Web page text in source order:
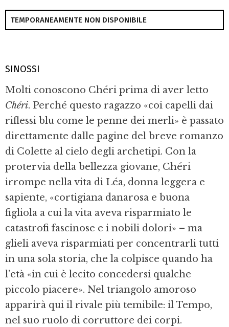
TEMPORANEAMENTE NON DISPONIBILE
SINOSSI
Molti conoscono Chéri prima di aver letto
Chéri. Perché questo ragazzo «coi capelli dai
riflessi blu come le penne dei merli» è passato
direttamente dalle pagine del breve romanzo
di Colette al cielo degli archetipi. Con la
protervia della bellezza giovane, Chéri
irrompe nella vita di Léa, donna leggera e
sapiente, «cortigiana danarosa e buona
figliola a cui la vita aveva risparmiato le
catastrofi fascinose e i nobili dolori» – ma
glieli aveva risparmiati per concentrarli tutti
in una sola storia, che la colpisce quando ha
l’età «in cui è lecito concedersi qualche
piccolo piacere». Nel triangolo amoroso
apparirà qui il rivale più temibile: il Tempo,
nel suo ruolo di corruttore dei corpi.